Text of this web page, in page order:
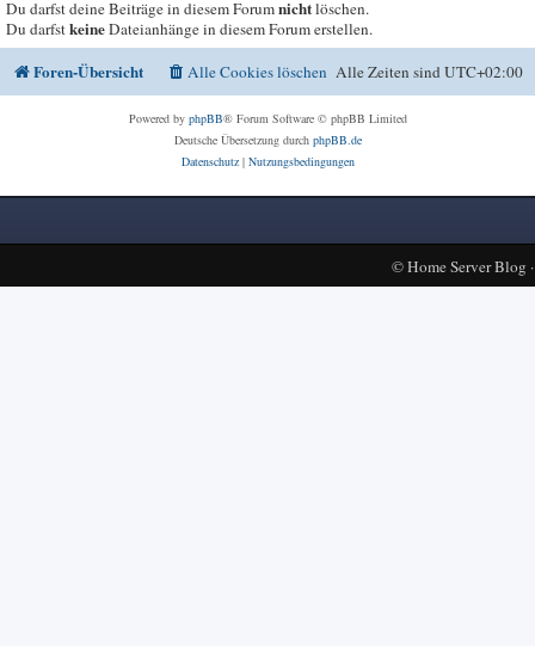
Du darfst deine Beiträge in diesem Forumnichtlöschen.
Du darfstkeineDateianhänge in diesem Forum erstellen.
Foren-Übersicht Alle Zeiten sindUTC+02:00
Alle Cookies löschen
Powered by phpBB® Forum Software © phpBB Limited
Deutsche Übersetzung durch phpBB.de
Datenschutz| Nutzungsbedingungen
©Home Server Blog